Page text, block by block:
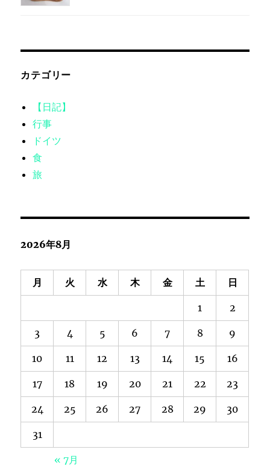
カテゴリー
【日記】
行事
ドイツ
食
旅
2026年8月
月 火 水 木 金 土 日
1 2
3 4 5 6 7 8 9
10 11 12 13 14 15 16
17 18 19 20 21 22 23
24 25 26 27 28 29 30
31
« 7月